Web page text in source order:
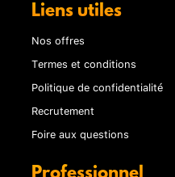
Liens utiles
Nos offres
Termes et conditions
Politique de confidentialité
Recrutement
Foire aux questions